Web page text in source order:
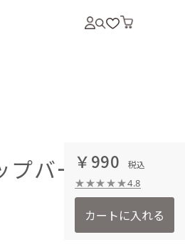
プバーム＜
￥990
4.8
カートに入れる